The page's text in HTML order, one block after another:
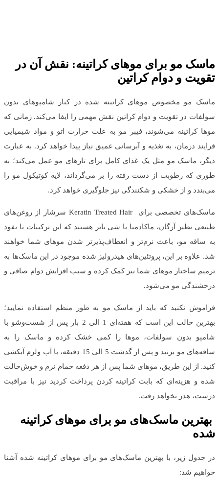
ماسک مو برای موهای کراتینه: نقش آن در
تقویت و دوام کراتین
ماسک مو مخصوص موهای کراتینه شده در کنار شامپوهای بدون
سولفات در تقویت و دوام کراتین نقش مهمی را ایفا می‌کند. زمانی که
موها کراتینه می‌شوند، فیبر مو به علت حرارت اتو و مواد شیمیایی
فرایند درمان، به تغذیه و آبرسانی عمیق نیاز پیدا خواهد کرد. به عبارت
دیگر، ماسک مو مثل یک غذای کامل برای تارهای مو عمل می‌کند؛ به
طوری که رطوبت از دست رفته را بر می‌گرداند، لایه کوتیکول مو را
می‌بندد و از خشکی و شکنندگی نیز جلوگیری خواهد کرد.
ماسک‌های تخصصی برای Keratin Treated Hair سرشار از روغن‌های
طبیعی نظیر آرگان، ماکادمیا یا شی باتر هستند که این ترکیبات با نفوذ
به ساقه مو، باعث نرم‌تر و انعطاف‌پذیرتر شدن موهای شما خواهند
شد. علاوه بر این، پروتئین‌های هیدرولیز شده موجود در این ماسک‌ها به
ترمیم ساختار موهای شما نیز کمک کرده و سبب افزایش دوام صافی و
درخشندگی مو می‌شود.
فراموش نکنید که باید از ماسک مو به طور منظم استفاده نمایید؛
بهترین حالت این است که هفته‌ای 1 الی 2 بار پس از شست‌وشو با
شامپو بدون سولفات، موها را کمی خشک کرده و ماسک را به
ساقه‌های مو بزنید و پس از گذشت 5 الی 15 دقیقه، با آب ولرم آبکشی
کنید. از این طریق، موهای شما پس از هر دفعه حمام نرم و خوش‌حالت
شده و هزینه‌ای که بابت کراتینه کردن پرداخت کردید نیز با مراقبت
درست، هدر نخواهد رفت.
بهترین ماسک‌های مو برای موهای کراتینه
شده
در جدول زیر، با بهترین ماسک‌های مو برای موهای کراتینه شده آشنا
خواهیم شد: